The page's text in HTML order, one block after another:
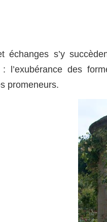
échanges s’y
l’exubérance des
promeneurs.